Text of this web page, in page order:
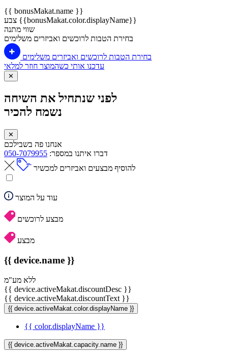
{{ bonusMakat.name }}
צבע {{bonusMakat.color.displayName}}
שווי מתנה
בחירת הטבות לרוכשים ואביזרים משלימים
בחירת הטבות לרוכשים ואביזרים משלימים
עדכנו אותי כשהמוצר חוזר למלאי
✕
לפני שנתחיל את השיחה
נשמח להכיר
✕
אנחנו פה בשבילכם
דברו איתנו במספר: 050-7079955
להוסיף מבצעים ואביזרים למכשיר
עוד על המוצר
מבצע לרוכשים
מבצע
{{ device.name }}
ללא מע"מ
{{ device.activeMakat.discountDesc }}
{{ device.activeMakat.discountText }}
{{ device.activeMakat.color.displayName }}
{{ color.displayName }}
{{ device.activeMakat.capacity.name }}